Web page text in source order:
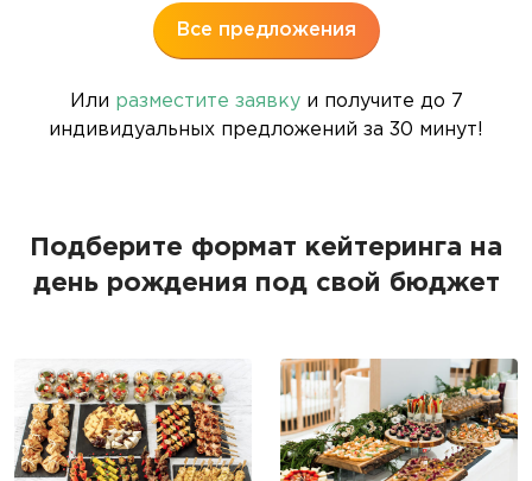
Все предложения
Или разместите заявкуи получите до 7
индивидуальных предложений за 30 минут!
Подберите формат кейтеринга на
день рождения под свой бюджет